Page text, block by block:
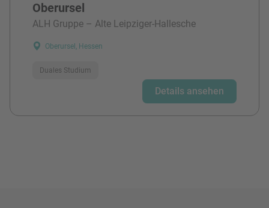
Oberursel
ALH Gruppe – Alte Leipziger-Hallesche
Oberursel, Hessen
Duales Studium
Details ansehen